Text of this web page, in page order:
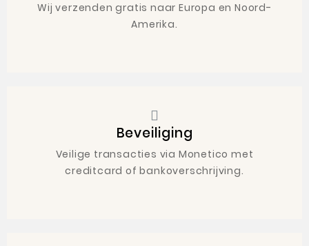
Wij verzenden gratis naar Europa en Noord-
Amerika.
Beveiliging
Veilige transacties via Monetico met
creditcard of bankoverschrijving.